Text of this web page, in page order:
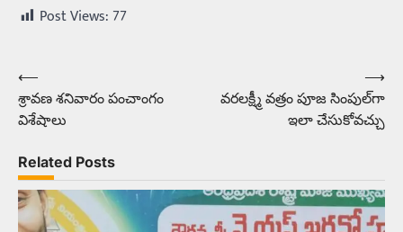
Post Views: 77
Post
navigation
⟵
శ్రావణ శనివారం పంచాంగం
విశేషాలు
వరలక్ష్మీ వత్రం పూజ సింపుల్‌గా
ఇలా చేసుకోవచ్చు
⟶
Related Posts